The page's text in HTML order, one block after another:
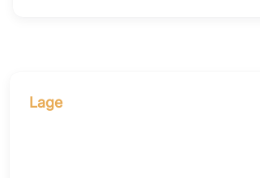
Lage